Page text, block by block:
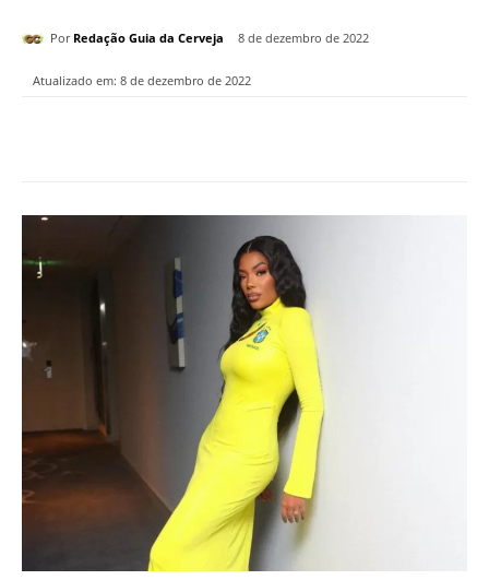
Por Redação Guia da Cerveja 8 de dezembro de 2022
Atualizado em: 8 de dezembro de 2022